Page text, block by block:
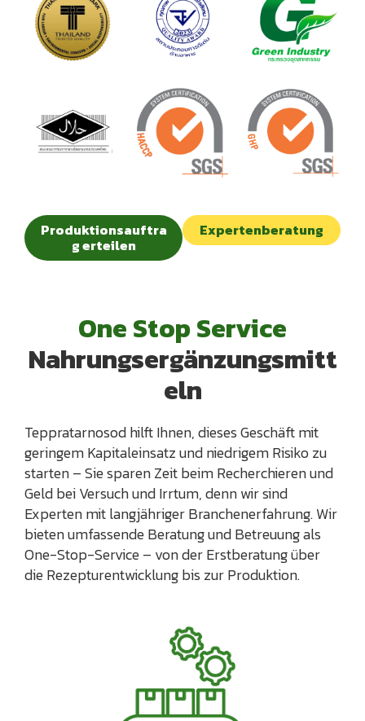
Produktionsauftra
g erteilen
Expertenberatung
OneStopService
Nahrungsergänzungsmitt
eln
Teppratarnosod hilft Ihnen, dieses Geschäft mit
geringem Kapitaleinsatz und niedrigem Risiko zu
starten – Sie sparen Zeit beim Recherchieren und
Geld bei Versuch und Irrtum, denn wir sind
Experten mit langjähriger Branchenerfahrung. Wir
bieten umfassende Beratung und Betreuung als
One-Stop-Service – von der Erstberatung über
die Rezepturentwicklung bis zur Produktion.